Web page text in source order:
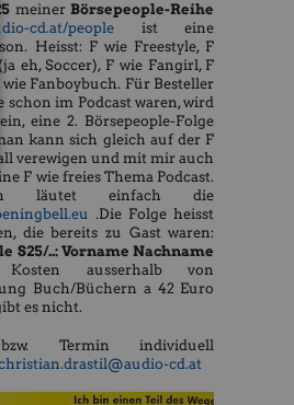
meinerBörsepeople-Reihe
cd.at/people ist eine
Heisst: F wie Freestyle, F
eh, Soccer), F wie Fangirl, F
wie Fanboybuch. Für Besteller
schon im Podcast waren, wird
eine 2. Börsepeople-Folge
kann sich gleich auf der F
verewigen und mit mir auch
F wie freies Thema Podcast.
läutet einfach die
.Die Folge heisst
die bereits zu Gast waren:
S25/..: Vorname Nachname
ausserhalb von
Buch/Büchern a 42 Euro
es nicht.
Termin individuell
cd.at